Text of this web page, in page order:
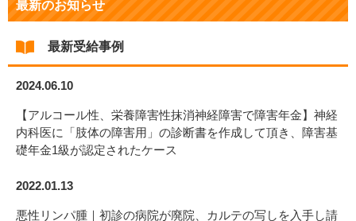
最新のお知らせ
最新受給事例
2024.06.10
【アルコール性、栄養障害性抹消神経障害で障害年金】神経
内科医に「肢体の障害用」の診断書を作成して頂き、障害基
礎年金1級が認定されたケース
2022.01.13
悪性リンパ腫｜初診の病院が廃院、カルテの写しを入手し請